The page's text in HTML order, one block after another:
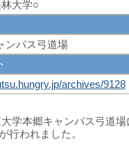
大学○
ンパス弓道場
archives/9128
学本郷キャンパス弓道
行われました。